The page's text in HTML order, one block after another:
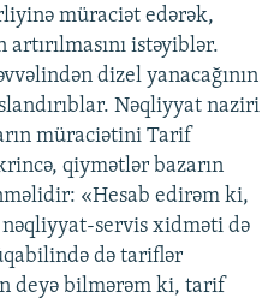
müraciət edərək,
istəyiblər.
dizel yanacağının
Nəqliyyat naziri
müraciətini Tarif
qiymətlər bazarın
«Hesab edirəm ki,
servis xidməti də
də tariflər
deyə bilmərəm ki, tarif